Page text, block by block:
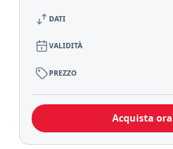
DATI
VALIDITÀ
PREZZO
Acquista ora